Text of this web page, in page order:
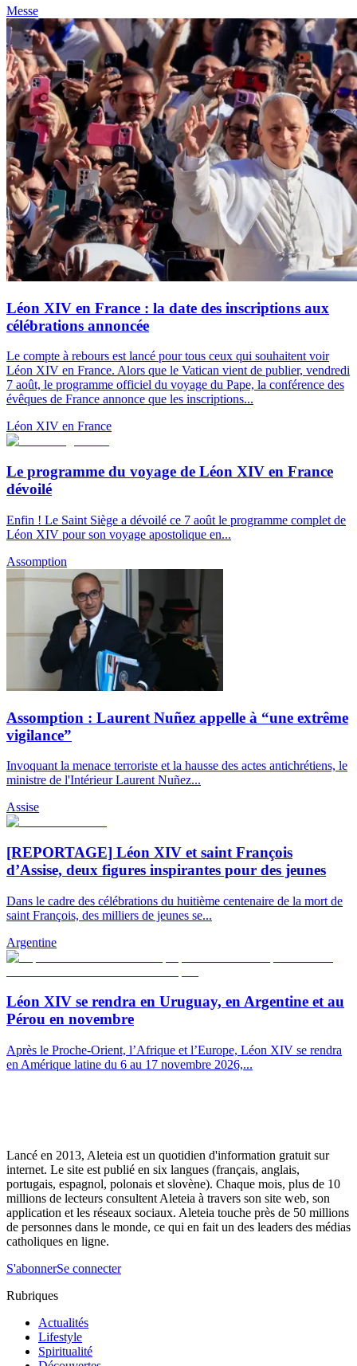
Messe
Léon XIV en France : la date des inscriptions aux
célébrations annoncée
Le compte à rebours est lancé pour tous ceux qui souhaitent voir
Léon XIV en France. Alors que le Vatican vient de publier, vendredi
7 août, le programme officiel du voyage du Pape, la conférence des
évêques de France annonce que les inscriptions...
Léon XIV en France
Le programme du voyage de Léon XIV en France
dévoilé
Enfin ! Le Saint Siège a dévoilé ce 7 août le programme complet de
Léon XIV pour son voyage apostolique en...
Assomption
Assomption : Laurent Nuñez appelle à “une extrême
vigilance”
Invoquant la menace terroriste et la hausse des actes antichrétiens, le
ministre de l'Intérieur Laurent Nuñez...
Assise
[REPORTAGE] Léon XIV et saint François
d’Assise, deux figures inspirantes pour des jeunes
Dans le cadre des célébrations du huitième centenaire de la mort de
saint François, des milliers de jeunes se...
Argentine
Léon XIV se rendra en Uruguay, en Argentine et au
Pérou en novembre
Après le Proche-Orient, l’Afrique et l’Europe, Léon XIV se rendra
en Amérique latine du 6 au 17 novembre 2026,...
Lancé en 2013, Aleteia est un quotidien d'information gratuit sur
internet. Le site est publié en six langues (français, anglais,
portugais, espagnol, polonais et slovène). Chaque mois, plus de 10
millions de lecteurs consultent Aleteia à travers son site web, son
application et les réseaux sociaux. Aleteia touche près de 50 millions
de personnes dans le monde, ce qui en fait un des leaders des médias
catholiques en ligne.
S'abonnerSe connecter
Rubriques
Actualités
Lifestyle
Spiritualité